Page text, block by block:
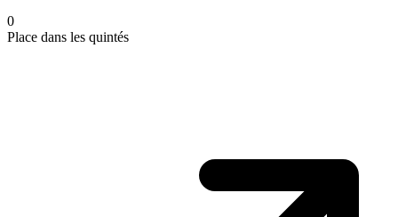
0
Place dans les quintés